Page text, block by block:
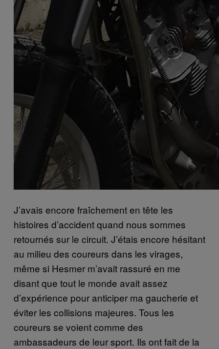
J’avais encore fraîchement en tête les
histoires d’accident quand nous sommes
retournés sur le circuit. J’étais encore hésitant
au milieu des coureurs dans les virages,
même si Hesmer m’avait rassuré en me
disant que tout le monde avait assez
d’expérience pour anticiper ma gaucherie et
éviter les collisions majeures. Tous les
coureurs se voient comme des
ambassadeurs de leur sport. Ils ont fait de la